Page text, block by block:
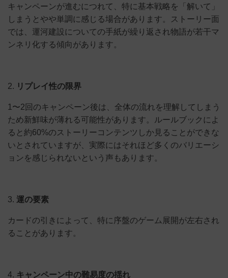
キャンペーンが進むにつれて、特に基本戦略を「解いて」
しまうとやや単調に感じる場合があります。ストーリー面
では、運河建設についての手紙が繰り返され物語が若干マ
ンネリ化する傾向があります。
2. リプレイ性の限界
1〜2回のキャンペーン後は、全体の流れを理解してしまう
ため新鮮味が薄れる可能性があります。ルールブックによ
ると約60%のストーリーコンテンツしか見ることができな
いとされていますが、実際にはそれほど多くのバリエーシ
ョンを感じられないという声もあります。
3. 運の要素
カードの引きによって、特に序盤のゲーム展開が左右され
ることがあります。
4. キャンペーン中の難易度の揺れ